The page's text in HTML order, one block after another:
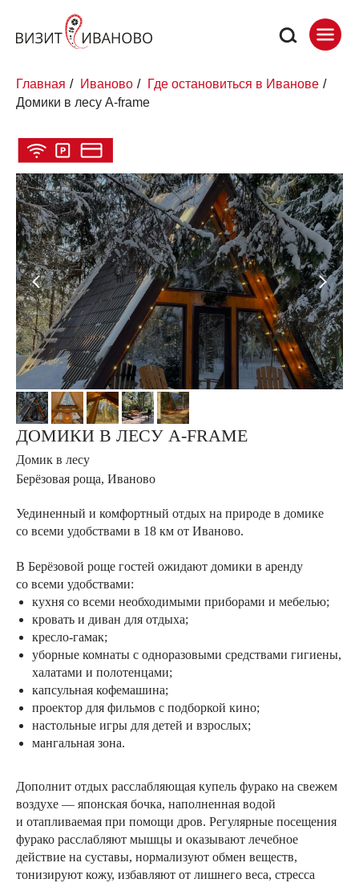
Главная / Иваново / Где остановиться в Иванове /
Домики в лесу A-frame
ДОМИКИ В ЛЕСУ A-FRAME
Домик в лесу
Берёзовая роща, Иваново
Уединенный и комфортный отдых на природе в домике
со всеми удобствами в 18 км от Иваново.
В Берёзовой роще гостей ожидают домики в аренду
со всеми удобствами:
кухня со всеми необходимыми приборами и мебелью;
кровать и диван для отдыха;
кресло-гамак;
уборные комнаты с одноразовыми средствами гигиены,
халатами и полотенцами;
капсульная кофемашина;
проектор для фильмов с подборкой кино;
настольные игры для детей и взрослых;
мангальная зона.
Дополнит отдых расслабляющая купель фурако на свежем
воздухе — японская бочка, наполненная водой
и отапливаемая при помощи дров. Регулярные посещения
фурако расслабляют мышцы и оказывают лечебное
действие на суставы, нормализуют обмен веществ,
тонизируют кожу, избавляют от лишнего веса, стресса